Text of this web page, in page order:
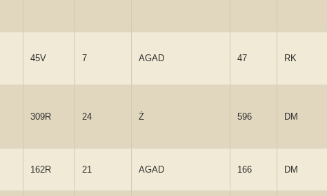
45V 7 AGAD 47 RK
309R 24 Ż 596 DM
162R 21 AGAD 166 DM